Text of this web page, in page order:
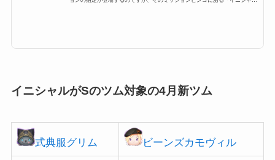
イニシャルがSのツム対象の4月新ツム
式典服グリム ビーンズカモヴィル